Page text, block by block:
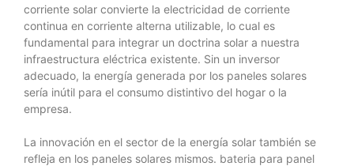
corriente solar convierte la electricidad de corriente
continua en corriente alterna utilizable, lo cual es
fundamental para integrar un doctrina solar a nuestra
infraestructura eléctrica existente. Sin un inversor
adecuado, la energía generada por los paneles solares
sería inútil para el consumo distintivo del hogar o la
empresa.
La innovación en el sector de la energía solar también se
refleja en los paneles solares mismos. bateria para panel